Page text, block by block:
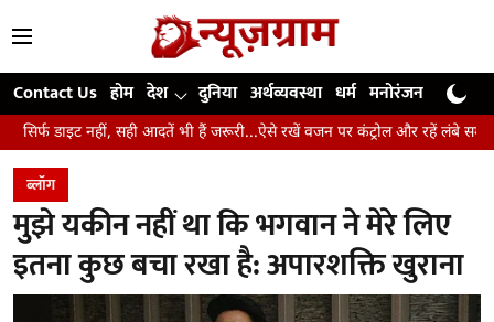
Contact Us होम देश दुनिया अर्थव्यवस्था धर्म मनोरंजन खेल
सही आदतें भी हैं जरूरी...ऐसे रखें वजन पर कंट्रोल और रहें लंबे समय तक स्वस्थ
ब्लॉग
मुझे यकीन नहीं था कि भगवान ने मेरे लिए
इतना कुछ बचा रखा है: अपारशक्ति खुराना